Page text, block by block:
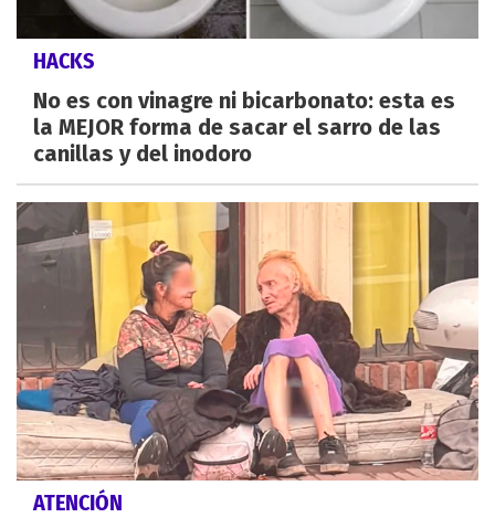
HACKS
No es con vinagre ni bicarbonato: esta es
la MEJOR forma de sacar el sarro de las
canillas y del inodoro
ATENCIÓN